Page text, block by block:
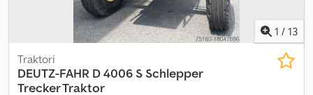
1 / 13
Traktori
DEUTZ-FAHR D 4006 S Schlepper
Trecker Traktor